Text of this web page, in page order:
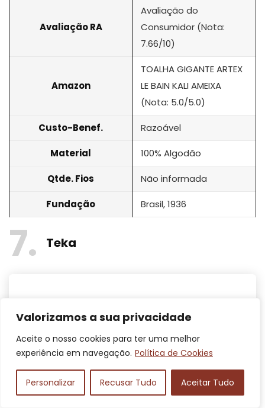
Valorizamos a sua privacidade
Aceite o nosso cookies para ter uma melhor
experiência em navegação. Política de Cookies
Personalizar Recusar Tudo Aceitar Tudo
Avaliação RA
Avaliação do
Consumidor (Nota:
7.66/10)
Amazon
TOALHA GIGANTE ARTEX
LE BAIN KALI AMEIXA
(Nota: 5.0/5.0)
Custo-Benef. Razoável
Material 100% Algodão
Qtde. Fios Não informada
Fundação Brasil, 1936
7 Teka